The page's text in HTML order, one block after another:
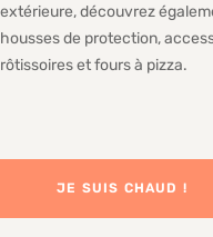
extérieure, découvrez
housses de protection,
rôtissoires et fours à pizza.
JE SUIS CHAUD !